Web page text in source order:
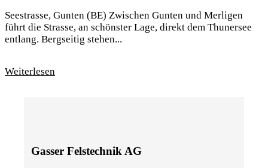
Seestrasse, Gunten (BE) Zwischen Gunten und Merligen
führt die Strasse, an schönster Lage, direkt dem Thunersee
entlang. Bergseitig stehen...
Weiterlesen
Gasser Felstechnik AG